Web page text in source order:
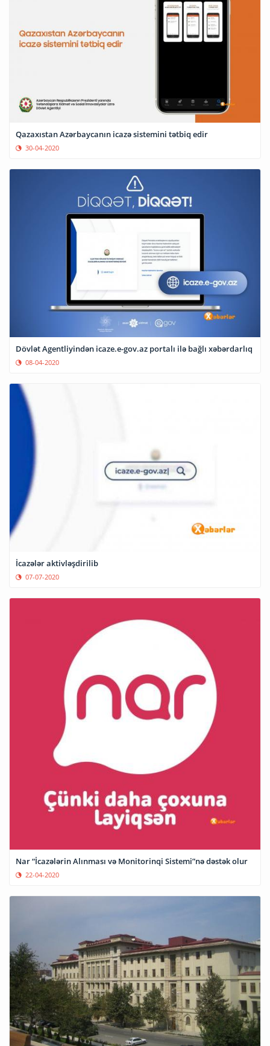
Qazaxıstan Azərbaycanın icazə sistemini tətbiq edir
30-04-2020
Dövlət Agentliyindən icaze.e-gov.az portalı ilə bağlı xəbərdarlıq
08-04-2020
İcazələr aktivləşdirilib
07-07-2020
Nar “İcazələrin Alınması və Monitorinqi Sistemi”nə dəstək olur
22-04-2020